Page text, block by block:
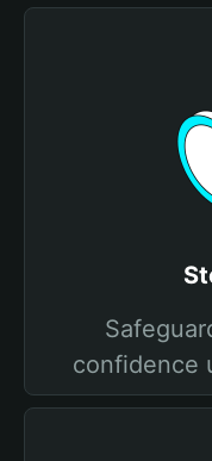
confidence